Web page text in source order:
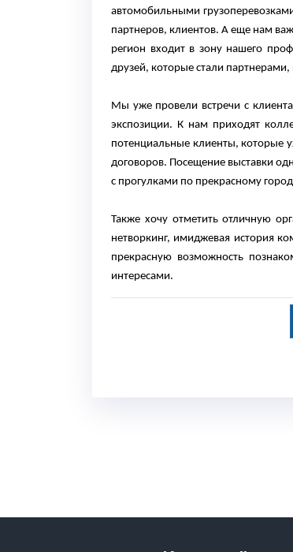
автомобильными
партнеров, клиентов. А еще нам
регион входит в зону нашего
друзей, которые стали
Мы уже провели встречи с
экспозиции. К нам приходят
потенциальные клиенты, которые
договоров. Посещение выставки
с прогулками по прекрасному
Также хочу отметить отличную
нетворкинг, имиджевая история
прекрасную возможность
интересами.